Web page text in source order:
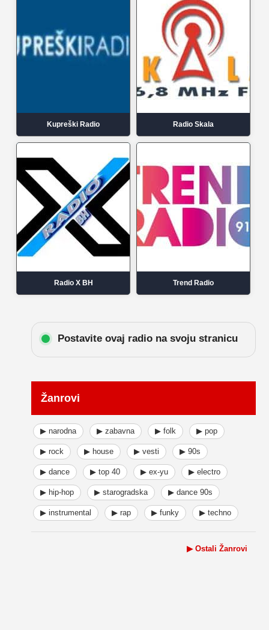
Kupreški Radio Radio Skala
Radio X BH Trend Radio
Postavite ovaj radio na svoju stranicu
Žanrovi
▶ narodna ▶ zabavna ▶ folk ▶ pop
▶ rock ▶ house ▶ vesti ▶ 90s
▶ dance ▶ top 40 ▶ ex-yu ▶ electro
▶ hip-hop ▶ starogradska ▶ dance 90s
▶ instrumental ▶ rap ▶ funky ▶ techno
▶ Ostali Žanrovi